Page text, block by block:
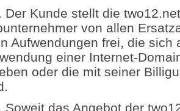
Der Kunde stellt die
von allen
Aufwendungen frei, die sich
einer Internet-
oder die mit seiner
Soweit das Angebot der